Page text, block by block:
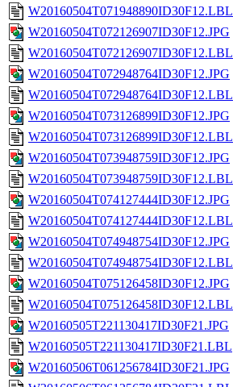
W20160504T071948890ID30F12.LBL
W20160504T072126907ID30F12.JPG
W20160504T072126907ID30F12.LBL
W20160504T072948764ID30F12.JPG
W20160504T072948764ID30F12.LBL
W20160504T073126899ID30F12.JPG
W20160504T073126899ID30F12.LBL
W20160504T073948759ID30F12.JPG
W20160504T073948759ID30F12.LBL
W20160504T074127444ID30F12.JPG
W20160504T074127444ID30F12.LBL
W20160504T074948754ID30F12.JPG
W20160504T074948754ID30F12.LBL
W20160504T075126458ID30F12.JPG
W20160504T075126458ID30F12.LBL
W20160505T221130417ID30F21.JPG
W20160505T221130417ID30F21.LBL
W20160506T061256784ID30F21.JPG